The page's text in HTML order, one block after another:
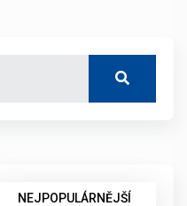
NEJPOPULÁRNĚJŠÍ